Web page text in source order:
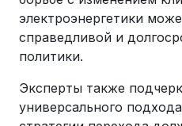
электроэнергетики
справедливой и
политики.
Эксперты также
универсального